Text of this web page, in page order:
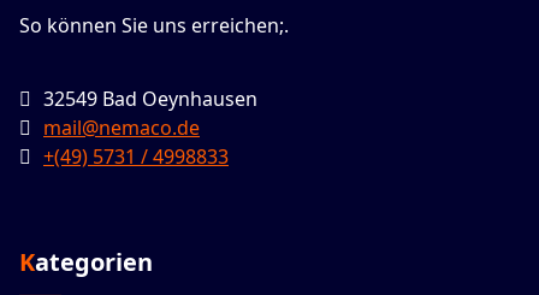
So können Sie uns erreichen;.
32549 Bad Oeynhausen
mail@nemaco.de
+(49) 5731 / 4998833
Kategorien